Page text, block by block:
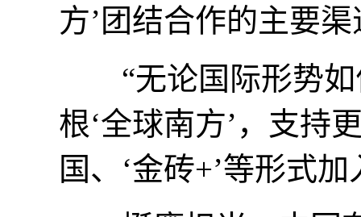
方’团结合作的主要
“无论国际形势如
根‘全球南方’，支持
国、‘金砖+’等形式